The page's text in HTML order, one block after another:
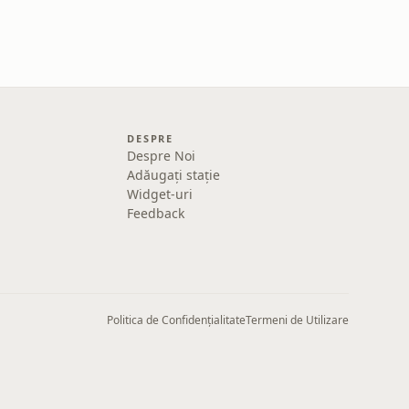
DESPRE
Despre Noi
Adăugați stație
Widget-uri
Feedback
Politica de ConfidențialitateTermeni de Utilizare